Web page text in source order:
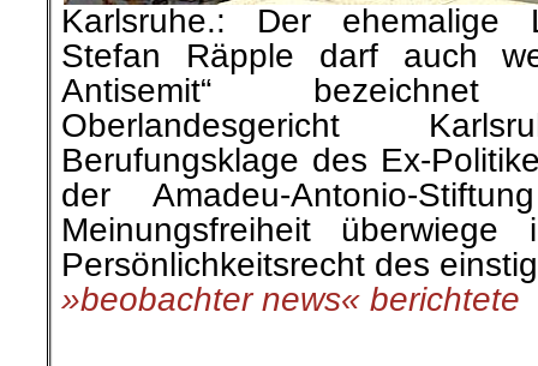
Karlsruhe.: Der ehemalige
Stefan Räpple darf auch
Antisemit“
Oberlandesgericht
Berufungsklage des Ex-
der Amadeu-Antonio-
Meinungsfreiheit
Persönlichkeitsrecht des
»beobachter news« berichtete